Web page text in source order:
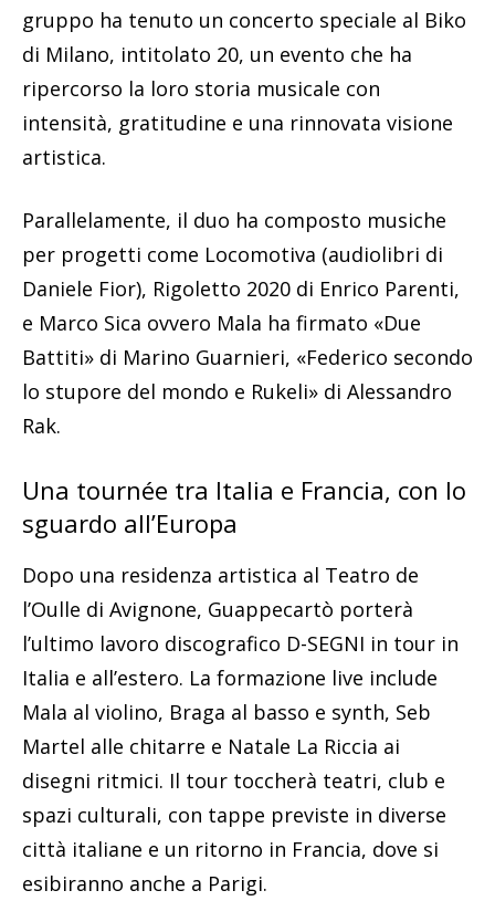
gruppo ha tenuto un concerto speciale al Biko
di Milano, intitolato 20, un evento che ha
ripercorso la loro storia musicale con
intensità, gratitudine e una rinnovata visione
artistica.
Parallelamente, il duo ha composto musiche
per progetti come Locomotiva (audiolibri di
Daniele Fior), Rigoletto 2020 di Enrico Parenti,
e Marco Sica ovvero Mala ha firmato «Due
Battiti» di Marino Guarnieri, «Federico secondo
lo stupore del mondo e Rukeli» di Alessandro
Rak.
Una tournée tra Italia e Francia, con lo
sguardo all’Europa
Dopo una residenza artistica al Teatro de
l’Oulle di Avignone, Guappecartò porterà
l’ultimo lavoro discografico D-SEGNI in tour in
Italia e all’estero. La formazione live include
Mala al violino, Braga al basso e synth, Seb
Martel alle chitarre e Natale La Riccia ai
disegni ritmici. Il tour toccherà teatri, club e
spazi culturali, con tappe previste in diverse
città italiane e un ritorno in Francia, dove si
esibiranno anche a Parigi.